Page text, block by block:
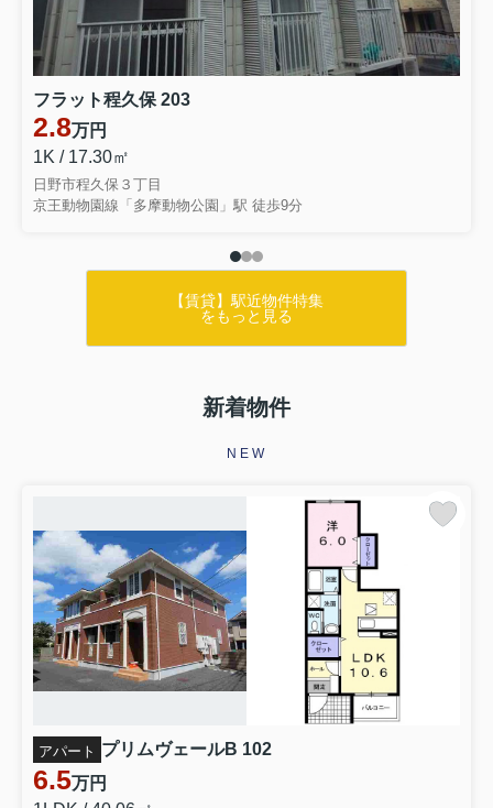
フラット程久保 203
2.8万円
1K / 17.30㎡
日野市程久保３丁目
京王動物園線「多摩動物公園」駅 徒歩9分
【賃貸】駅近物件特集
をもっと見る
新着物件
NEW
アパート プリムヴェールB 102
6.5万円